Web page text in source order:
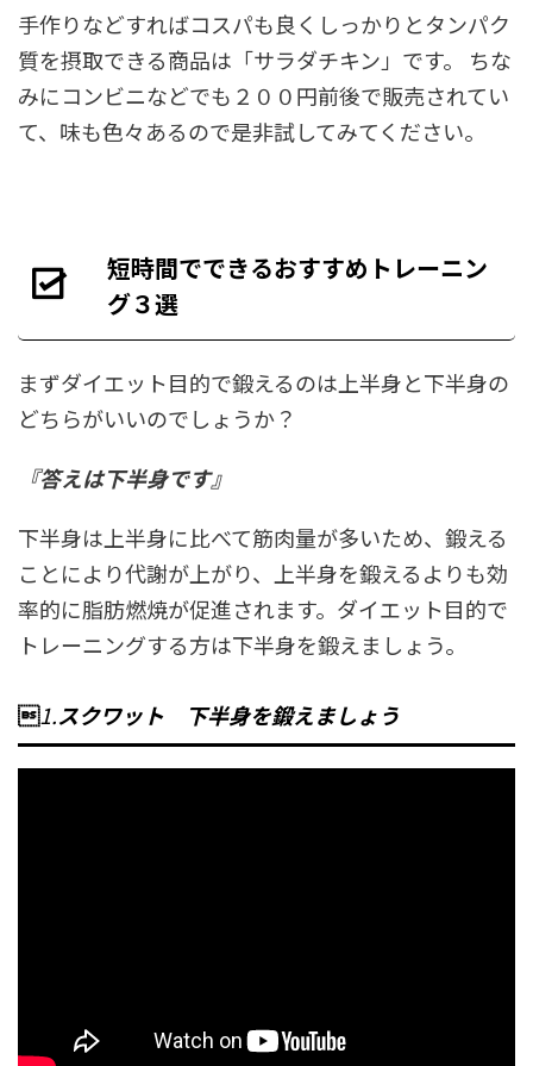
手作りなどすればコスパも良くしっかりとタンパク
質を摂取できる商品は「サラダチキン」です。
ちな
みにコンビニなどでも２００円前後で販売されてい
て、味も色々あるので是非試してみてください。
短時間でできるおすすめトレーニン
グ３選
まずダイエット目的で鍛えるのは上半身と下半身の
どちらがいいのでしょうか？
『答えは下半身です』
下半身は上半身に比べて筋肉量が多いため、鍛える
ことにより代謝が上がり、上半身を鍛えるよりも効
率的に脂肪燃焼が促進されます。ダイエット目的で
トレーニングする方は下半身を鍛えましょう。
1.スクワット 下半身を鍛えましょう